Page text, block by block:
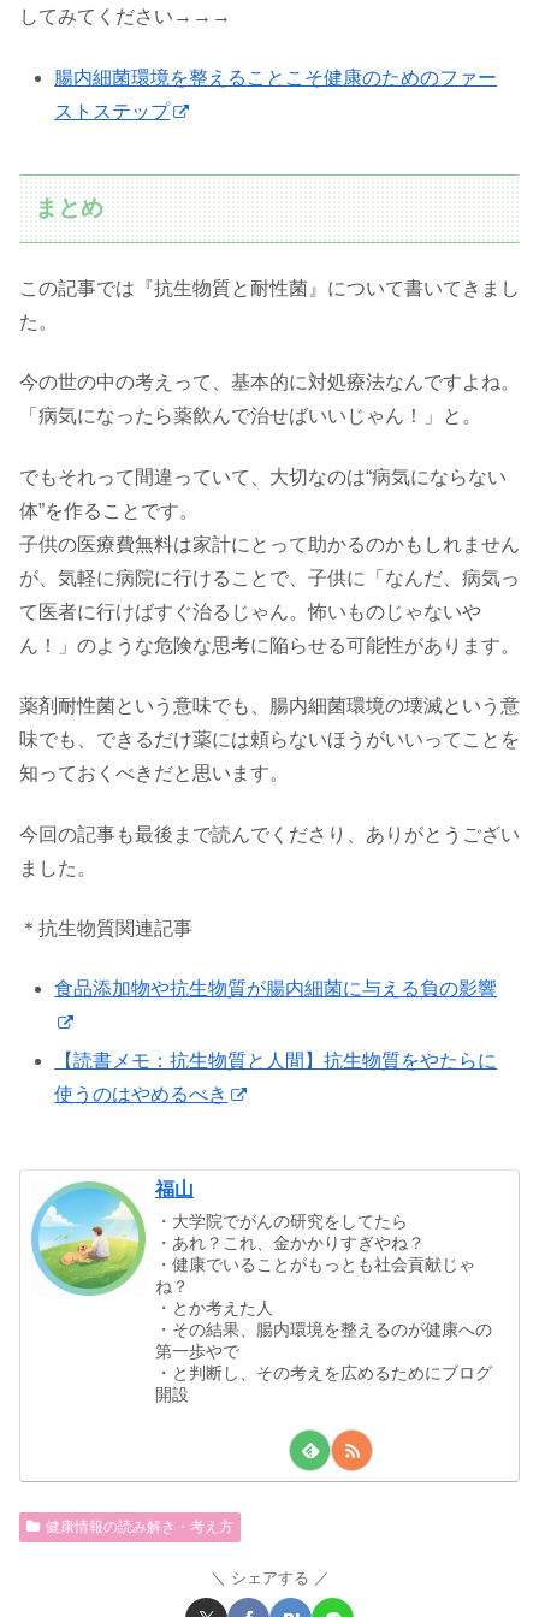
してみてください→→→
腸内細菌環境を整えることこそ健康のためのファー
ストステップ
まとめ
この記事では『抗生物質と耐性菌』について書いてきまし
た。
今の世の中の考えって、基本的に対処療法なんですよね。
「病気になったら薬飲んで治せばいいじゃん！」と。
でもそれって間違っていて、大切なのは“病気にならない
体”を作ることです。
子供の医療費無料は家計にとって助かるのかもしれません
が、気軽に病院に行けることで、子供に「なんだ、病気っ
て医者に行けばすぐ治るじゃん。怖いものじゃないや
ん！」のような危険な思考に陥らせる可能性があります。
薬剤耐性菌という意味でも、腸内細菌環境の壊滅という意
味でも、できるだけ薬には頼らないほうがいいってことを
知っておくべきだと思います。
今回の記事も最後まで読んでくださり、ありがとうござい
ました。
＊抗生物質関連記事
食品添加物や抗生物質が腸内細菌に与える負の影響
【読書メモ：抗生物質と人間】抗生物質をやたらに
使うのはやめるべき
福山
・大学院でがんの研究をしてたら
・あれ？これ、金かかりすぎやね？
・健康でいることがもっとも社会貢献じゃ
ね？
・とか考えた人
・その結果、腸内環境を整えるのが健康への
第一歩やで
・と判断し、その考えを広めるためにブログ
開設
健康情報の読み解き・考え方
シェアする